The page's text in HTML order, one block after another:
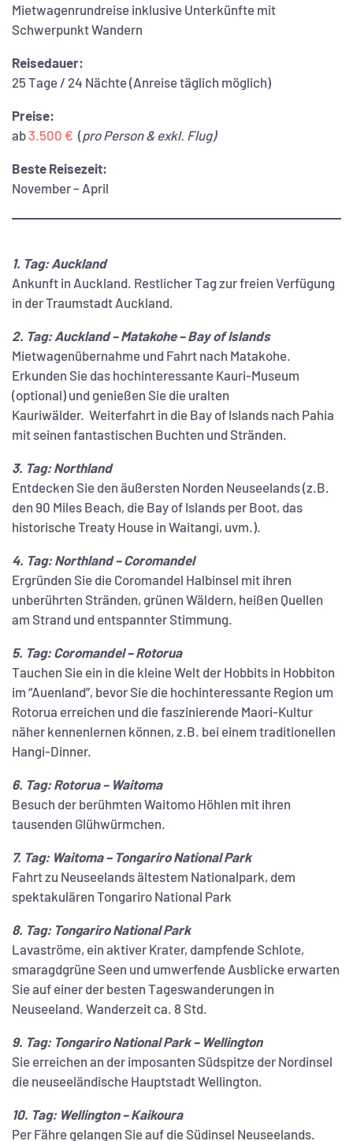
Mietwagenrundreise inklusive Unterkünfte mit
Schwerpunkt Wandern
Reisedauer:
25 Tage / 24 Nächte (Anreise täglich möglich)
Preise:
ab3.500 € (pro Person & exkl. Flug)
Beste Reisezeit:
November – April
1. Tag: Auckland
Ankunft in Auckland. Restlicher Tag zur freien Verfügung
in der Traumstadt Auckland.
2. Tag: Auckland – Matakohe – Bay of Islands
Mietwagenübernahme und Fahrt nach Matakohe.
Erkunden Sie das hochinteressante Kauri-Museum
(optional) und genießen Sie die uralten
Kauriwälder. Weiterfahrt in die Bay of Islands nach Pahia
mit seinen fantastischen Buchten und Stränden.
3. Tag: Northland
Entdecken Sie den äußersten Norden Neuseelands (z.B.
den 90 Miles Beach, die Bay of Islands per Boot, das
historische Treaty House in Waitangi, uvm.).
4. Tag: Northland – Coromandel
Ergründen Sie die Coromandel Halbinsel mit ihren
unberührten Stränden, grünen Wäldern, heißen Quellen
am Strand und entspannter Stimmung.
5. Tag: Coromandel – Rotorua
Tauchen Sie ein in die kleine Welt der Hobbits in Hobbiton
im “Auenland”, bevor Sie die hochinteressante Region um
Rotorua erreichen und die faszinierende Maori-Kultur
näher kennenlernen können, z.B. bei einem traditionellen
Hangi-Dinner.
6. Tag: Rotorua – Waitoma
Besuch der berühmten Waitomo Höhlen mit ihren
tausenden Glühwürmchen.
7. Tag: Waitoma – Tongariro National Park
Fahrt zu Neuseelands ältestem Nationalpark, dem
spektakulären Tongariro National Park
8. Tag: Tongariro National Park
Lavaströme, ein aktiver Krater, dampfende Schlote,
smaragdgrüne Seen und umwerfende Ausblicke erwarten
Sie auf einer der besten Tageswanderungen in
Neuseeland. Wanderzeit ca. 8 Std.
9. Tag: Tongariro National Park – Wellington
Sie erreichen an der imposanten Südspitze der Nordinsel
die neuseeländische Hauptstadt Wellington.
10. Tag: Wellington – Kaikoura
Per Fähre gelangen Sie auf die Südinsel Neuseelands.